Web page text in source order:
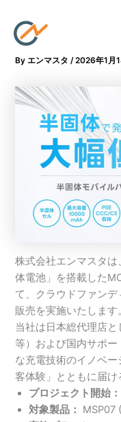
Byエンマスタ/2026年1月
株式会社エンマスタ
体電池」を搭載した
て、クラウドファン
販売を実施いたします
当社は日本総代理店
等）および国内サポ
な充電技術のイノベ
客体験」とともに届け
プロジェクト開始：
対象製品：
MSP07